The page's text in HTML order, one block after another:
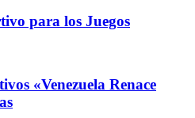
para los Juegos
«Venezuela Renace